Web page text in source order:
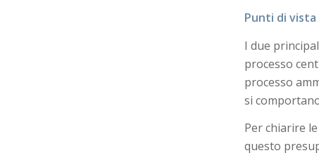
Punti di vista
I due
processo
processo
si
Per chiarire
questo